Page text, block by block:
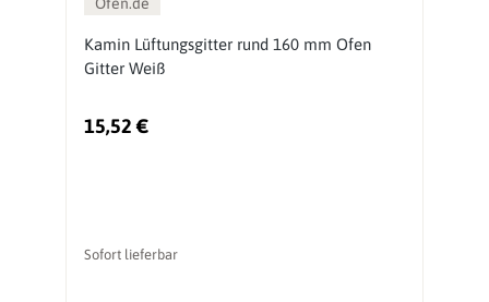
Kamin Lüftungsgitter rund 160 mm Ofen
Gitter Weiß
15,52 €
Sofort lieferbar